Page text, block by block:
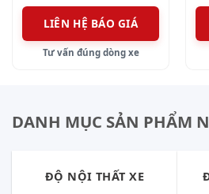
LIÊN HỆ BÁO GIÁ
Tư vấn đúng dòng xe
DANH MỤC SẢN PHẨM
ĐỘ NỘI THẤT XE